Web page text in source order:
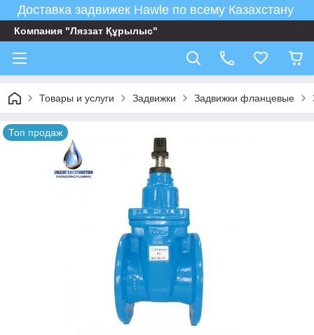
Доставка задвижек Hawle по всему Казахстану
Компания "Ляззат Құрылыс"
Товары и услуги Задвижки Задвижки фланцевые
Топ продаж